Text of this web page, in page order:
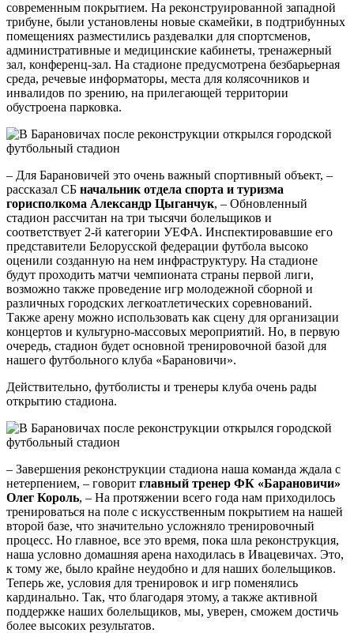
современным покрытием. На реконструированной западной
трибуне, были установлены новые скамейки, в подтрибунных
помещениях разместились раздевалки для спортсменов,
административные и медицинские кабинеты, тренажерный
зал, конференц-зал. На стадионе предусмотрена безбарьерная
среда, речевые информаторы, места для колясочников и
инвалидов по зрению, на прилегающей территории
обустроена парковка.
– Для Барановичей это очень важный спортивный объект, –
рассказал СБ начальник отдела спорта и туризма
горисполкома Александр Цыганчук, – Обновленный
стадион рассчитан на три тысячи болельщиков и
соответствует 2-й категории УЕФА. Инспектировавшие его
представители Белорусской федерации футбола высоко
оценили созданную на нем инфраструктуру. На стадионе
будут проходить матчи чемпионата страны первой лиги,
возможно также проведение игр молодежной сборной и
различных городских легкоатлетических соревнований.
Также арену можно использовать как сцену для организации
концертов и культурно-массовых мероприятий. Но, в первую
очередь, стадион будет основной тренировочной базой для
нашего футбольного клуба «Барановичи».
Действительно, футболисты и тренеры клуба очень рады
открытию стадиона.
– Завершения реконструкции стадиона наша команда ждала с
нетерпением, – говорит главный тренер ФК «Барановичи»
Олег Король, – На протяжении всего года нам приходилось
тренироваться на поле с искусственным покрытием на нашей
второй базе, что значительно усложняло тренировочный
процесс. Но главное, все это время, пока шла реконструкция,
наша условно домашняя арена находилась в Ивацевичах. Это,
к тому же, было крайне неудобно и для наших болельщиков.
Теперь же, условия для тренировок и игр поменялись
кардинально. Так, что благодаря этому, а также активной
поддержке наших болельщиков, мы, уверен, сможем достичь
более высоких результатов.